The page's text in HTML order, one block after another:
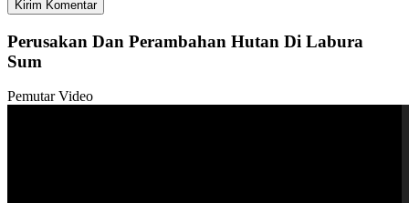
Perusakan Dan Perambahan Hutan Di Labura
Sum
Pemutar Video